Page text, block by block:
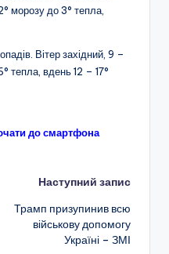
морозу до 3° тепла,
Вітер західний, 9 –
тепла, вдень 12 – 17°
до смартфона
Наступний запис
Трамп призупинив всю
військову допомогу
Україні – ЗМІ